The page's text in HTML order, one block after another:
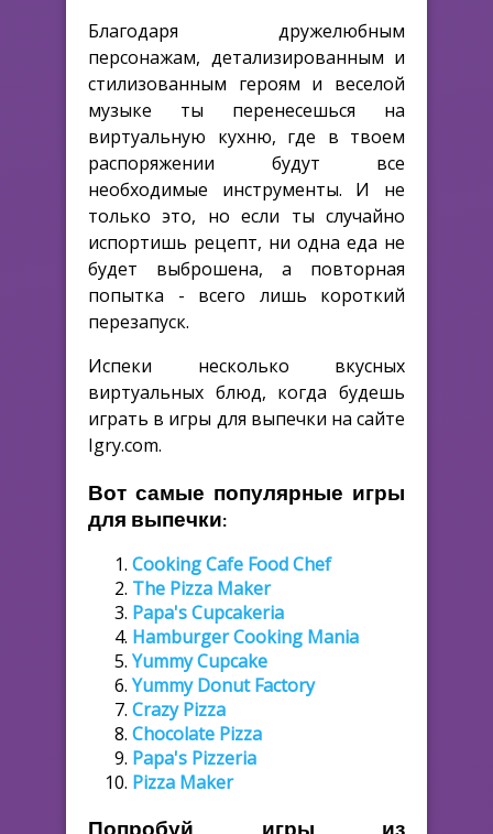
Благодаря дружелюбным
персонажам, детализированным и
стилизованным героям и веселой
музыке ты перенесешься на
виртуальную кухню, где в твоем
распоряжении будут все
необходимые инструменты. И не
только это, но если ты случайно
испортишь рецепт, ни одна еда не
будет выброшена, а повторная
попытка - всего лишь короткий
перезапуск.
Испеки несколько вкусных
виртуальных блюд, когда будешь
играть в игры для выпечки на сайте
Igry.com.
Вот самые популярные игры
для выпечки:
Cooking Cafe Food Chef
The Pizza Maker
Papa's Cupcakeria
Hamburger Cooking Mania
Yummy Cupcake
Yummy Donut Factory
Crazy Pizza
Chocolate Pizza
Papa's Pizzeria
Pizza Maker
Попробуй игры из